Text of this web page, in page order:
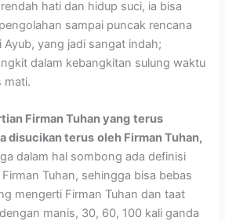
hati dan hidup suci, ia bisa
sampai puncak rencana
Ayub, yang jadi sangat indah;
dalam kebangkitan sulung waktu
mati.
Firman Tuhan yang terus
disucikan terus oleh Firman Tuhan,
dalam hal sombong ada definisi
Tuhan, sehingga bisa bebas
mengerti Firman Tuhan dan taat
manis, 30, 60, 100 kali ganda